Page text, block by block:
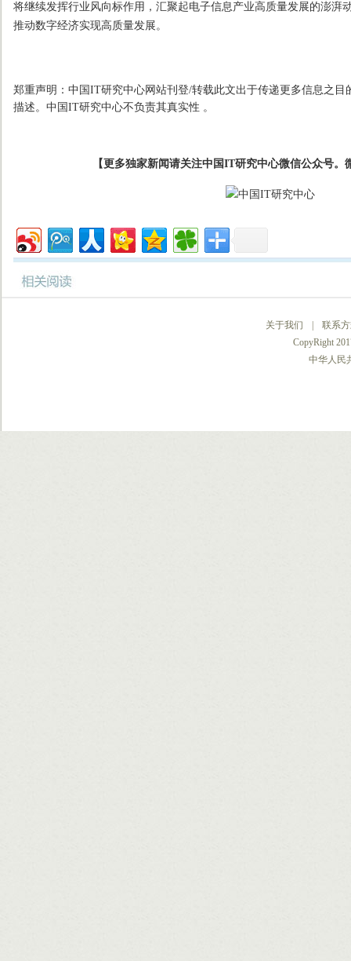
将继续发挥行业风向标作用，汇聚起电子信息产业高质量发展的澎湃
推动数字经济实现高质量发展。
郑重声明：中国IT研究中心网站刊登/转载此文出于传递更多信息之
描述。中国IT研究中心不负责其真实性 。
【更多独家新闻请关注中国IT研究中心微信公众号。
关于我们
联系
CopyRight
中华人民